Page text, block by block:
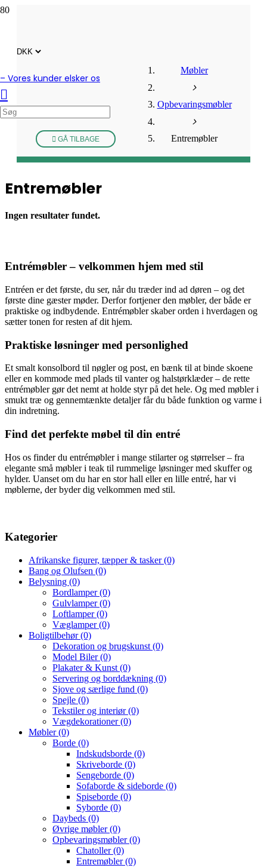
– Vores kunder elsker os
GÅ TILBAGE
Møbler
Opbevaringsmøbler
Entremøbler
Entremøbler
Ingen resultater fundet.
Entrémøbler – velkommen hjem med stil
Entréen er det første, du ser, når du træder ind ad døren – og det
første dine gæster møder. Derfor fortjener den møbler, der både er
praktiske og indbydende. Entrémøbler skaber orden i hverdagen og
sætter tonen for resten af dit hjem.
Praktiske løsninger med personlighed
Et smalt konsolbord til nøgler og post, en bænk til at binde skoene
eller en kommode med plads til vanter og halstørklæder – de rette
entrémøbler gør det nemt at holde styr på det hele. Og med møbler i
smukt træ og gennemtænkte detaljer får du både funktion og varme i
din indretning.
Find det perfekte møbel til din entré
Hos os finder du entrémøbler i mange stilarter og størrelser – fra
elegante små møbler i teak til rummelige løsninger med skuffer og
hylder. Uanset om du har en stor hall eller en lille entré, har vi
møblerne, der byder dig velkommen med stil.
Kategorier
Afrikanske figurer, tæpper & tasker(0)
Bang og Olufsen (0)
Belysning (0)
Bordlamper(0)
Gulvlamper(0)
Loftlamper(0)
Væglamper(0)
Boligtilbehør(0)
Dekoration og brugskunst (0)
Model Biler(0)
Plakater & Kunst (0)
Servering og borddækning (0)
Sjove og særlige fund (0)
Spejle (0)
Tekstiler og interiør(0)
Vægdekorationer(0)
Møbler(0)
Borde (0)
Indskudsborde (0)
Skriveborde (0)
Sengeborde (0)
Sofaborde & sideborde (0)
Spiseborde (0)
Syborde (0)
Daybeds (0)
Øvrige møbler(0)
Opbevaringsmøbler(0)
Chatoller(0)
Entremøbler(0)